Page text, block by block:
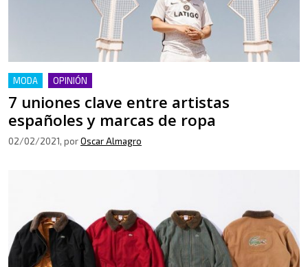
MODA OPINIÓN
7 uniones clave entre artistas
españoles y marcas de ropa
02/02/2021, porOscar Almagro